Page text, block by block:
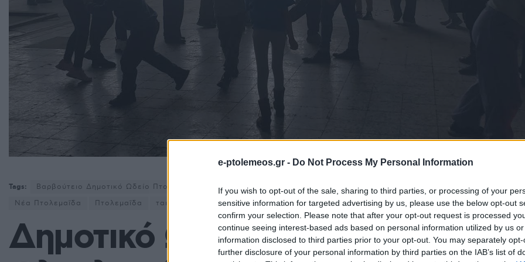
e-ptolemeos.gr - Do Not Process My Personal Information
If you wish to opt-out of the sale, sharing to third parties, or processing of your
sensitive information for targeted advertising by us, please use the below opt-out
confirm your selection. Please note that after your opt-out request is processed
continue seeing interest-based ads based on personal information utilized by us
information disclosed to third parties prior to your opt-out. You may separately
further disclosure of your personal information by third parties on the IAB’s list of
Tags: Βαρβούτειο Δημοτικό Ωδείο Πτολεμαΐδας Δημοτικό Ωδείο Πτολεμαΐδας Ειδήσεις Πτολεμαΐδα μαθητές
Νέα Πτολεμαΐδα
Πτολεμαΐδα ταινίες
Δημοτικό Ωδείο Πτολεμαΐδας: